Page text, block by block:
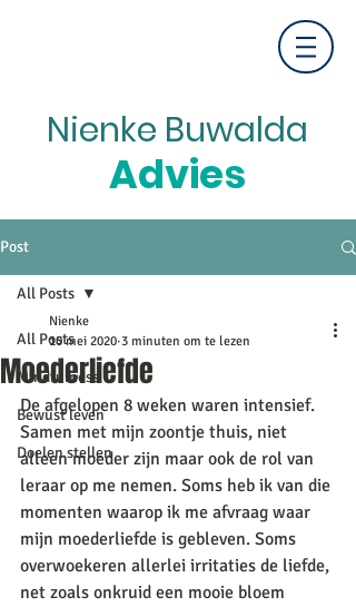
Nienke Buwalda
Advies
Post
All Posts
Mindfulness
Bewust leven
Doelen stellen
All Posts
Moederliefde
Nienke
10 mei 2020 3 minuten om te lezen
De afgelopen 8 weken waren intensief.
Samen met mijn zoontje thuis, niet
alleen moeder zijn maar ook de rol van
leraar op me nemen. Soms heb ik van die
momenten waarop ik me afvraag waar
mijn moederliefde is gebleven. Soms
overwoekeren allerlei irritaties de liefde,
net zoals onkruid een mooie bloem